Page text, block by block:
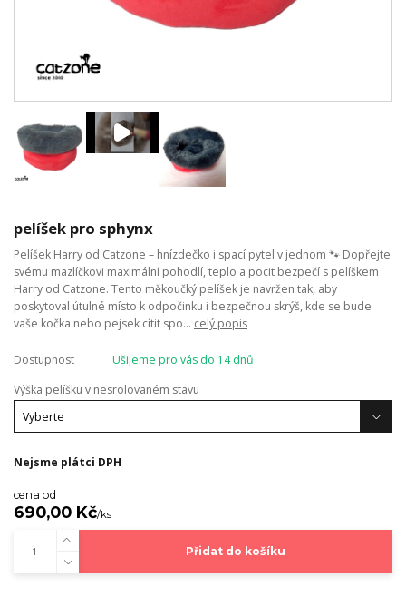
pelíšek pro sphynx
Pelíšek Harry od Catzone – hnízdečko i spací pytel v jednom 🐾 Dopřejte
svému mazlíčkovi maximální pohodlí, teplo a pocit bezpečí s pelíškem
Harry od Catzone. Tento měkoučký pelíšek je navržen tak, aby
poskytoval útulné místo k odpočinku i bezpečnou skrýš, kde se bude
vaše kočka nebo pejsek cítit spo... celý popis
Dostupnost
Ušijeme pro vás do 14 dnů
Výška pelíšku v nesrolovaném stavu
Nejsme plátci DPH
cena od
690,00 Kč/ks
Přidat do košíku